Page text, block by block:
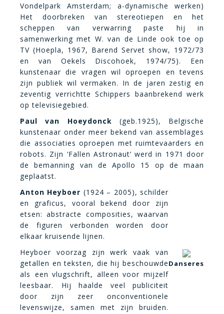
Vondelpark Amsterdam; a-dynamische werken)
Het doorbreken van stereotiepen en het
scheppen van verwarring paste hij in
samenwerking met W. van de Linde ook toe op
TV (Hoepla, 1967, Barend Servet show, 1972/73
en van Oekels Discohoek, 1974/75). Een
kunstenaar die vragen wil oproepen en tevens
zijn publiek wil vermaken. In de jaren zestig en
zeventig verrichtte Schippers baanbrekend werk
op televisiegebied.
Paul van Hoeydonck (geb.1925), Belgische
kunstenaar onder meer bekend van assemblages
die associaties oproepen met ruimtevaarders en
robots. Zijn ‘Fallen Astronaut’ werd in 1971 door
de bemanning van de Apollo 15 op de maan
geplaatst.
Anton Heyboer (1924 – 2005), schilder
en graficus, vooral bekend door zijn
etsen: abstracte composities, waarvan
de figuren verbonden worden door
elkaar kruisende lijnen.
Heyboer voorzag zijn werk vaak van
getallen en teksten, die hij beschouwde
als een vlugschrift, alleen voor mijzelf
leesbaar. Hij haalde veel publiciteit
door zijn zeer onconventionele
levenswijze, samen met zijn bruiden.
Danseres